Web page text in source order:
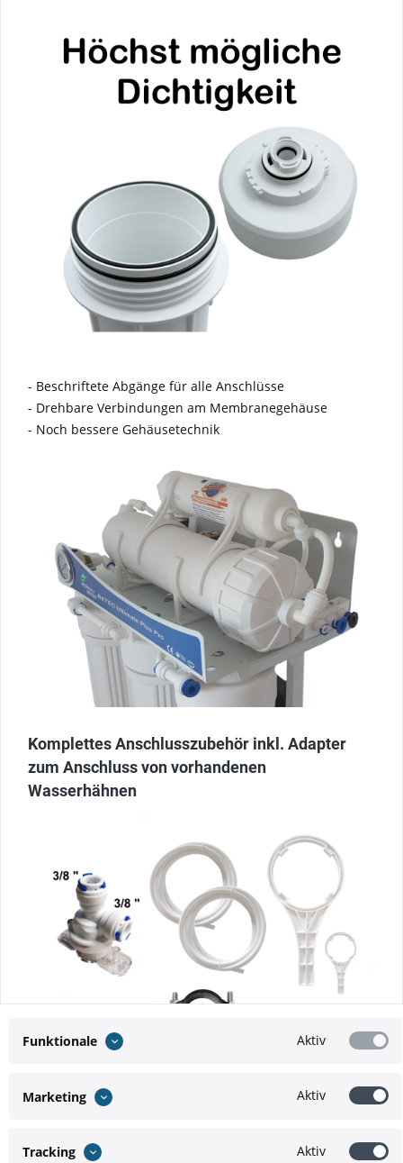
- Beschriftete Abgänge für alle Anschlüsse
- Drehbare Verbindungen am Membranegehäuse
- Noch bessere Gehäusetechnik
Komplettes Anschlusszubehör inkl. Adapter
zum Anschluss von vorhandenen
Wasserhähnen
Funktionale Aktiv
Marketing Aktiv
Tracking Aktiv